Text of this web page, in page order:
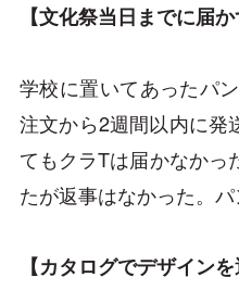
【文化祭当日までに届
学校に置いてあったパ
注文から2週間以内に発
てもクラTは届かなかっ
たが返事はなかった。
【カタログでデザイン